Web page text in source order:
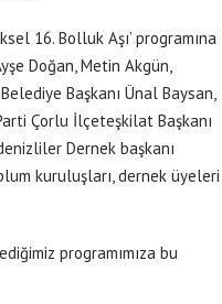
16. Bolluk Aşı’ programına
Doğan, Metin Akgün,
Başkanı Ünal Baysan,
Çorlu İlçeteşkilat Başkanı
Dernek başkanı
kuruluşları, dernek üyeleri
programımıza bu